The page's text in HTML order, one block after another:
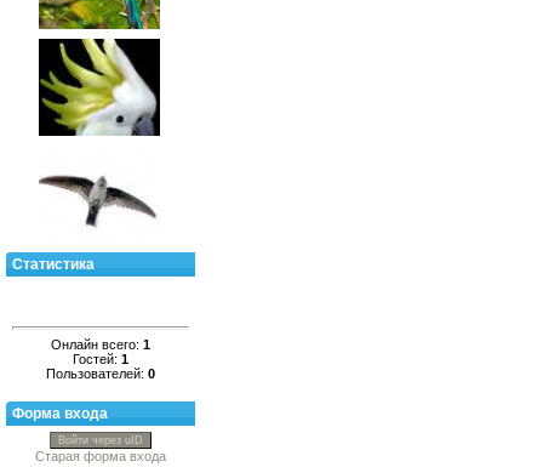
Статистика
Онлайн всего: 1
Гостей: 1
Пользователей: 0
Форма входа
Войти через uID
Старая форма входа